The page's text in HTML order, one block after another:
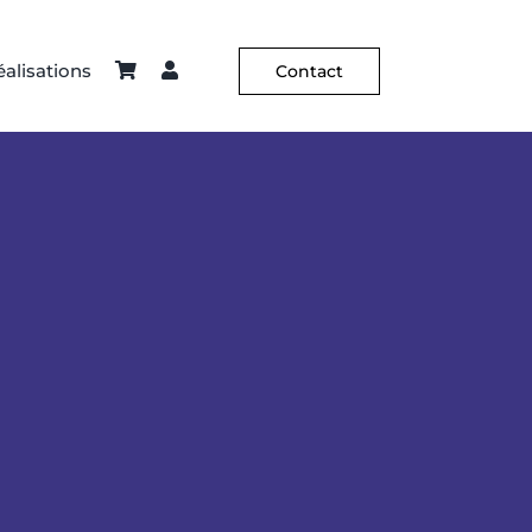
Contact